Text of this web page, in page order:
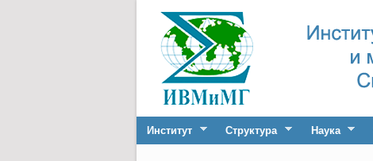
Институт Структура Наука